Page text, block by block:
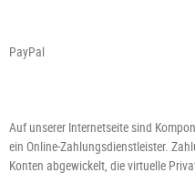
PayPal
Auf unserer Internetseite sind
ein Online-Zahlungsdienstleister.
Konten abgewickelt, die virtuelle